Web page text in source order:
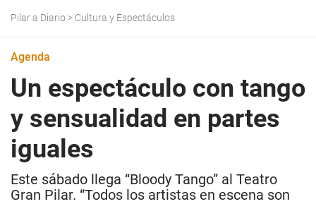
Pilar a Diario > Cultura y Espectáculos
Agenda
Un espectáculo con tango
y sensualidad en partes
iguales
Este sábado llega “Bloody Tango” al Teatro
Gran Pilar. “Todos los artistas en escena son